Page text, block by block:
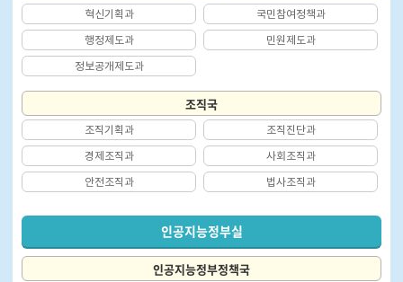
혁신기획과 국민참여정책과
행정제도과 민원제도과
정보공개제도과
조직국
조직기획과 조직진단과
경제조직과 사회조직과
안전조직과 법사조직과
인공지능정부실
인공지능정부정책국